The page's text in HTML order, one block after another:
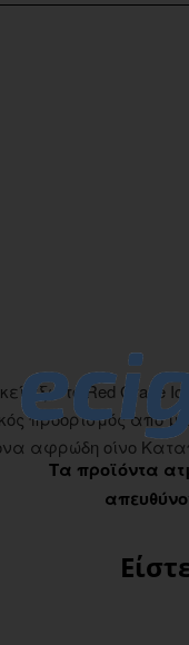
Τα προϊόντα
έξω το Red Grape
προορισμός από
αφρώδη οίνο